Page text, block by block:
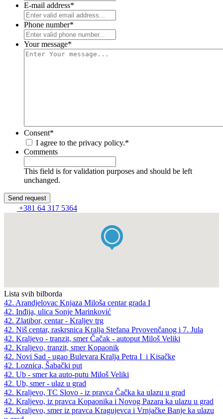
E-mail address*
Phone number*
Your message*
Consent*
I agree to the privacy policy.*
Comments
This field is for validation purposes and should be left
unchanged.
+381 64 317 5364
Lista svih bilborda
42. Arandjelovac Knjaza Miloša centar grada I
42. Inđija, ulica Sonje Marinković
42. Zlatibor, centar - Kraljev trg
42. Niš centar, raskrsnica Kralja Stefana Prvovenčanog i 7. Jula
42. Kraljevo - tranzit, smer Čačak - autoput Miloš Veliki
42. Kraljevo, tranzit, smer Kopaonik
42. Novi Sad - ugao Bulevara Kralja Petra I i Kisačke
42. Loznica, Šabački put
42. Ub - smer ka auto-putu Miloš Veliki
42. Ub, smer - ulaz u grad
42. Kraljevo, TC Slovo - iz pravca Čačka ka ulazu u grad
42. Kraljevo, iz pravca Kopaonika i Novog Pazara ka ulazu u grad
42. Kraljevo, smer iz pravca Kragujevca i Vrnjačke Banje ka ulazu